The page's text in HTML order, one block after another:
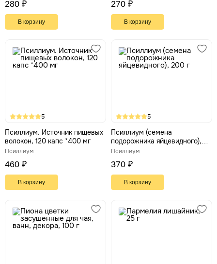
280 ₽
В корзину
270 ₽
В корзину
5
Псиллиум. Источник пищевых
волокон, 120 капс *400 мг
Псиллиум
460 ₽
В корзину
5
Псиллиум (семена
подорожника яйцевидного),
200 г
Псиллиум
370 ₽
В корзину